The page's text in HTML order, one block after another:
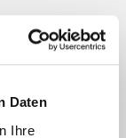
Daten
Ihre